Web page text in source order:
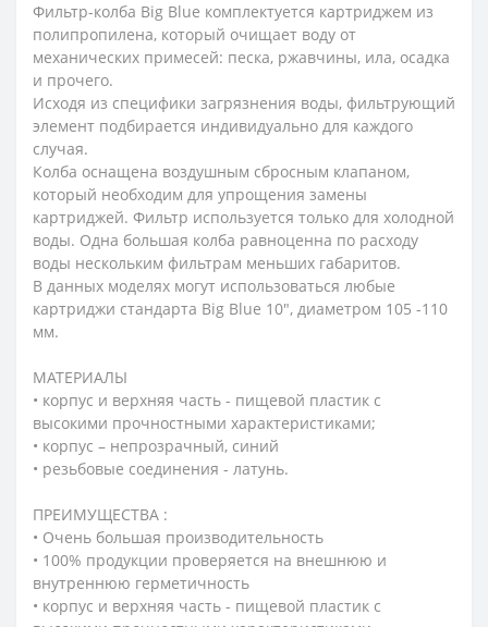
Фильтр-колба Big Blue комплектуется картриджем из
полипропилена, который очищает воду от
механических примесей: песка, ржавчины, ила, осадка
и прочего.
Исходя из специфики загрязнения воды, фильтрующий
элемент подбирается индивидуально для каждого
случая.
Колба оснащена воздушным сбросным клапаном,
который необходим для упрощения замены
картриджей. Фильтр используется только для холодной
воды. Одна большая колба равноценна по расходу
воды нескольким фильтрам меньших габаритов.
В данных моделях могут использоваться любые
картриджи стандарта Big Blue 10″, диаметром 105 -110
мм.
МАТЕРИАЛЫ
• корпус и верхняя часть - пищевой пластик с
высокими прочностными характеристиками;
• корпус – непрозрачный, синий
• резьбовые соединения - латунь.
ПРЕИМУЩЕСТВА :
• Очень большая производительность
• 100% продукции проверяется на внешнюю и
внутреннюю герметичность
• корпус и верхняя часть - пищевой пластик с